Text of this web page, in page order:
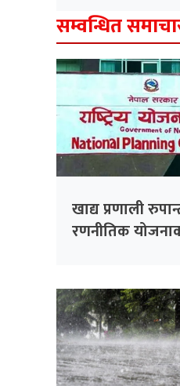
सम्वन्धित
खाद्य प्रणाली
रणनीतिक